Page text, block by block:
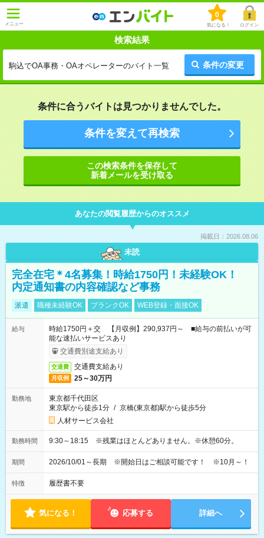
メニュー
0
気になる！ ログイン
検索結果
駒込でOA事務・OAオペレーターのバイト一覧 条件の変更
条件に合うバイトは見つかりませんでした。
条件を変えて再検索
この検索条件を保存して
新着メールを受け取る
あなたの閲覧履歴からのオススメ
掲載日：2026.08.06
未読
完全在宅＊4名募集！時給1750円！未経験OK！
内定通知書の内容確認など事務
派遣 職種未経験OK ブランクOK WEB登録・面接OK
給与
時給1750円＋交 【月収例】290,937円～ ■給与の前払いが可
能な速払いサービスあり
交通費別途支給あり
交通費 交通費支給あり
月収例 25～30万円
勤務地
東京都千代田区
東京駅から徒歩1分 / 京橋(東京都)駅から徒歩5分
人材サービス会社
勤務時間 9:30～18:15 ※残業はほとんどありません。※休憩60分。
期間 2026/10/01～長期 ※開始日はご相談可能です！ ※10月～！
特徴 履歴書不要
気になる！ 応募する 詳細へ